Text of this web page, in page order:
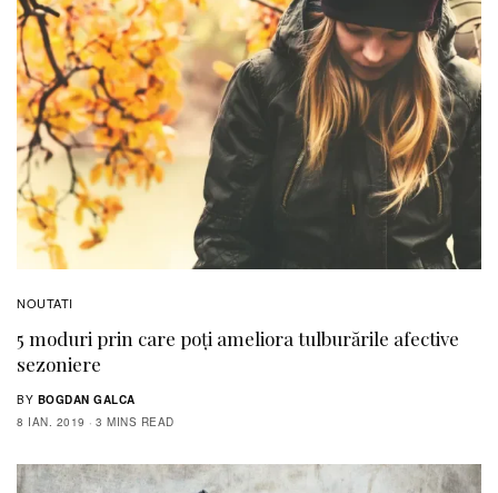
NOUTATI
5 moduri prin care poți ameliora tulburările afective
sezoniere
BY BOGDAN GALCA
8 IAN. 2019
3 MINS READ